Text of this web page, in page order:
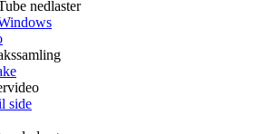
nedlaster
side